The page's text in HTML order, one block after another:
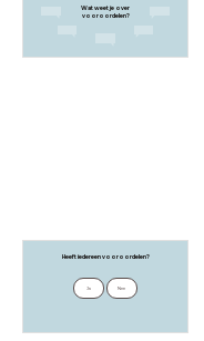
Wat weet je over
vooroordelen?
Heeft iedereen vooroordelen?
Ja Nee